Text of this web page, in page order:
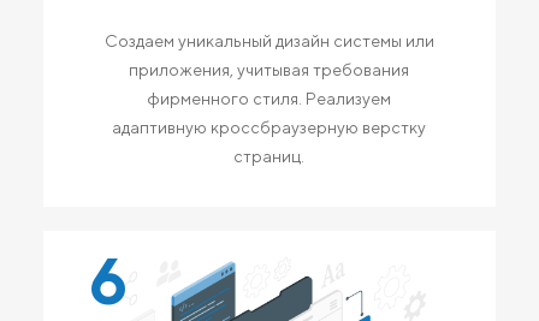
Создаем уникальный дизайн системы или
приложения, учитывая требования
фирменного стиля. Реализуем
адаптивную кроссбраузерную верстку
страниц.
6